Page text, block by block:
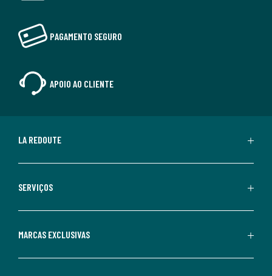
PAGAMENTO SEGURO
APOIO AO CLIENTE
LA REDOUTE
SERVIÇOS
MARCAS EXCLUSIVAS